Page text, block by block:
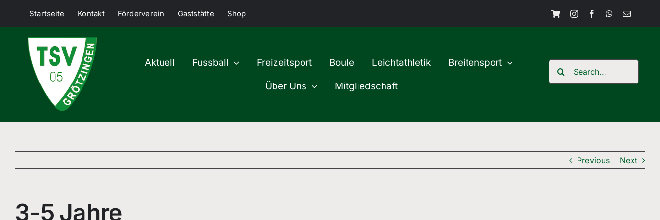
Startseite Kontakt Förderverein Gaststätte Shop
Aktuell Fussball Freizeitsport Boule Leichtathletik Breitensport
Über Uns Mitgliedschaft
Search
Previous Next
3-5 Jahre